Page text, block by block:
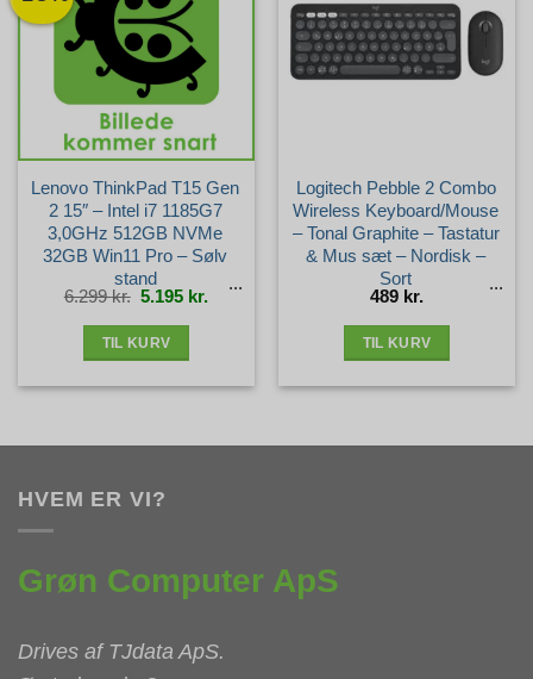
Lenovo ThinkPad T15 Gen
2 15″ – Intel i7 1185G7
3,0GHz 512GB NVMe
32GB Win11 Pro – Sølv
stand
6.299kr. Den
oprindelige
pris
5.195 kr. Den
aktuelle
pris
TIL KURV
Logitech Pebble 2 Combo
Wireless Keyboard/Mouse
– Tonal Graphite – Tastatur
& Mus sæt – Nordisk –
Sort
489 kr.
TIL KURV
HVEM ER VI?
Grøn Computer ApS
Drives af TJdata ApS.